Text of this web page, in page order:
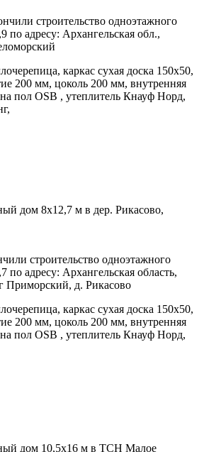
строительство одноэтажного
по адресу: Архангельская обл.,
каркас сухая доска 150х50,
200 мм, цоколь 200 мм, внутренняя
пол OSB , утеплитель Кнауф Норд,
дом 8х12,7 м в дер. Рикасово,
строительство одноэтажного
по адресу: Архангельская область,
Приморский, д. Рикасово
каркас сухая доска 150х50,
200 мм, цоколь 200 мм, внутренняя
пол OSB , утеплитель Кнауф Норд,
дом 10,5х16 м в ТСН Малое